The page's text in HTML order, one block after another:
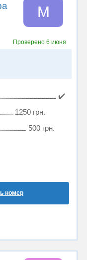
М
Проверено6 июня
✔️
1250 грн.
500 грн.
номер